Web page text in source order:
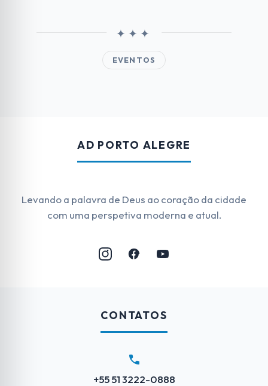
EVENTOS
AD PORTO ALEGRE
Levando a palavra de Deus ao coração da cidade
com uma perspetiva moderna e atual.
CONTATOS
call
+55 51 3222-0888